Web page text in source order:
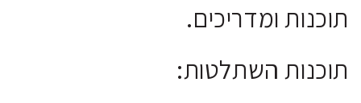
תוכנות ומדריכים.
תוכנות השתלטות: